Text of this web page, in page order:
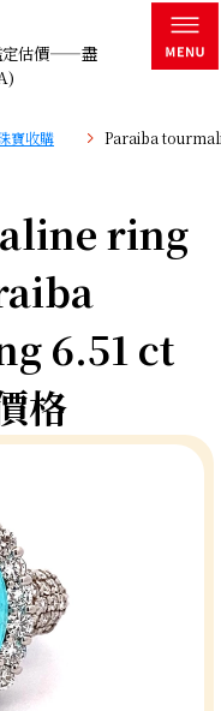
定估價——盡
寶收購 Paraiba
ring
6.51 ct
格